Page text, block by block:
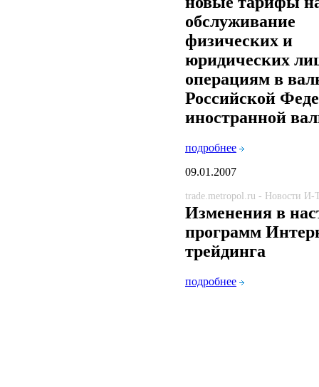
обслуживание
физических и
юридических
операциям в
Российской
иностранной
подробнее
09.01.2007
trade.metropol.ru - Новости И-
Изменения в
программ
трейдинга
подробнее